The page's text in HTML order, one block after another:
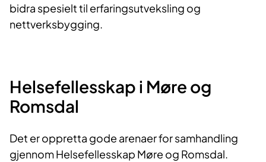
bidra spesielt til erfaringsutveksling og
nettverksbygging.
Helsefellesskap i Møre og
Romsdal​
Det er oppretta gode arenaer for samhandling
gjennom Helsefellesskap Møre og Romsdal.